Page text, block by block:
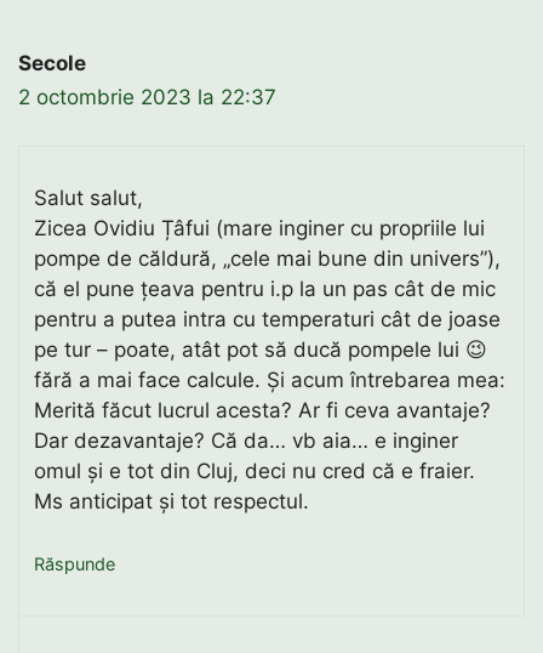
Secole
2 octombrie 2023 la 22:37
Salut salut,
Zicea Ovidiu Țâfui (mare inginer cu propriile lui
pompe de căldură, „cele mai bune din univers”),
că el pune țeava pentru i.p la un pas cât de mic
pentru a putea intra cu temperaturi cât de joase
pe tur – poate, atât pot să ducă pompele lui 😉
fără a mai face calcule. Și acum întrebarea mea:
Merită făcut lucrul acesta? Ar fi ceva avantaje?
Dar dezavantaje? Că da… vb aia… e inginer
omul și e tot din Cluj, deci nu cred că e fraier.
Ms anticipat și tot respectul.
Răspunde